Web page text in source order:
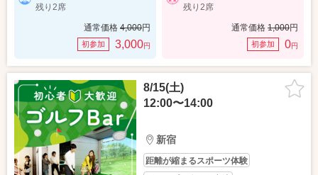
残り2席
通常価格 4,000円
初参加 3,000円
残り2席
通常価格 1,000円
初参加 0円
8/15(土)
12:00〜14:00
新宿
距離が縮まるスポーツ体験